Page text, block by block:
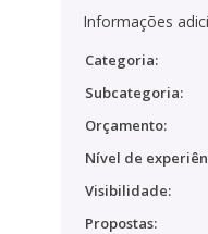
Informações
Categoria:
Subcategoria:
Orçamento:
Nível de
Visibilidade:
Propostas: